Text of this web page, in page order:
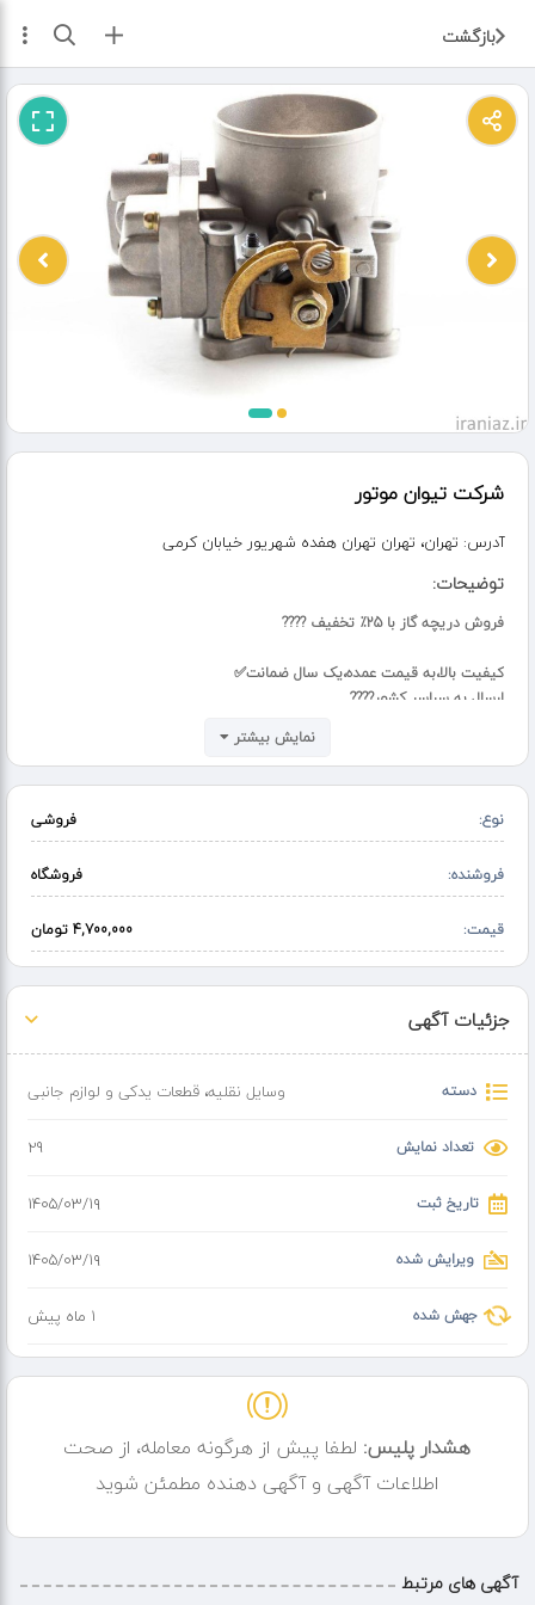
بازگشت ثبت آگهی
شرکت تیوان موتور
آدرس: تهران، تهران تهران هفده شهریور خیابان کرمی
توضیحات:
فروش دریچه گاز با 25٪ تخفیف ????
کیفیت بالا،به قیمت عمده،یک سال ضمانت✅
ارسال به سراسر کشور????
نمایش بیشتر
نوع: فروشی
فروشنده: فروشگاه
قیمت: 4,700,000 تومان
جزئیات آگهی
دسته وسایل نقلیه،قطعات یدکی و لوازم جانبی
تعداد نمایش 29
تاریخ ثبت ۱۴۰۵/۰۳/۱۹
ویرایش شده ۱۴۰۵/۰۳/۱۹
جهش شده 1 ماه پیش
هشدار پلیس: لطفا پیش از هرگونه معامله، از صحت
اطلاعات آگهی و آگهی دهنده مطمئن شوید
آگهی های مرتبط